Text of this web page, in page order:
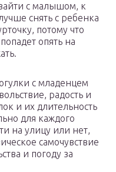
с малышом, к
снять с ребенка
потому что
опять на
с младенцем
радость и
и их длительность
для каждого
на улицу или нет,
самочувствие
и погоду за